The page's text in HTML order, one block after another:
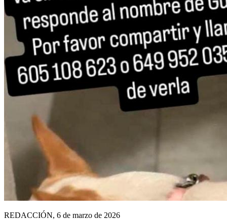
REDACCIÓN, 6 de marzo de 2026